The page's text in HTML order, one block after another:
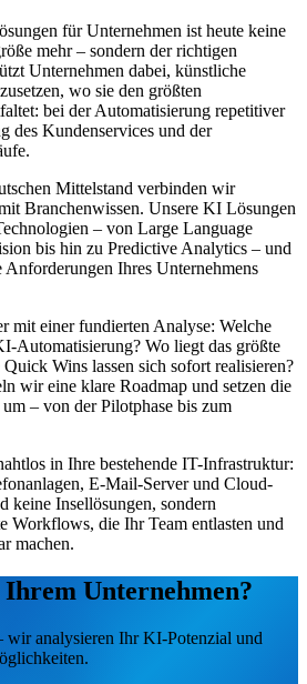
für Unternehmen ist heute keine
mehr – sondern der richtigen
Unternehmen dabei, künstliche
wo sie den größten
bei der Automatisierung repetitiver
des Kundenservices und der
Mittelstand verbinden wir
Branchenwissen. Unsere KI Lösungen
– von Large Language
bis hin zu Predictive Analytics – und
Ihres Unternehmens
mit einer fundierten Analyse: Welche
Automatisierung? Wo liegt das größte
Wins lassen sich sofort realisieren?
wir eine klare Roadmap und setzen die
– von der Pilotphase bis zum
in Ihre bestehende IT-Infrastruktur:
E-Mail-Server und Cloud-
keine Insellösungen, sondern
Workflows, die Ihr Team entlasten und
machen.
Unternehmen?
wir analysieren Ihr KI-Potenzial und